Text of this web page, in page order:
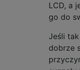
LCD, a
go do
Jeśli
dobrze